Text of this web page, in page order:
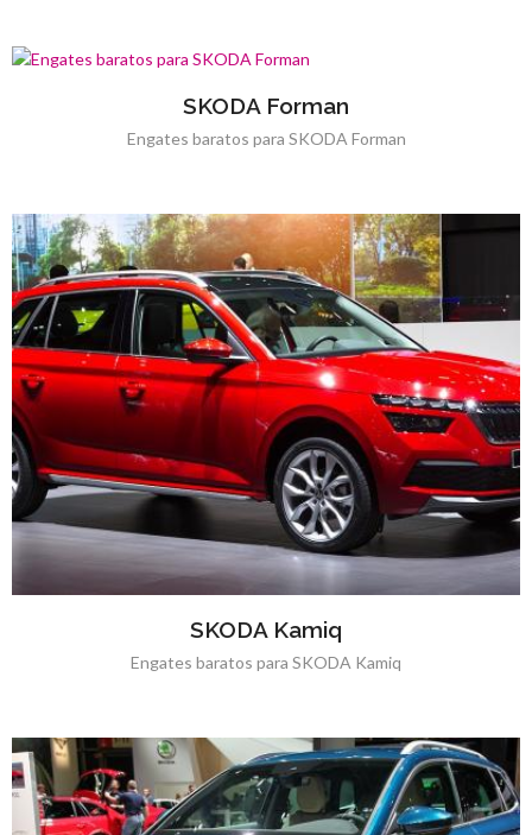
SKODA Forman
Engates baratos para SKODA Forman
SKODA Kamiq
Engates baratos para SKODA Kamiq